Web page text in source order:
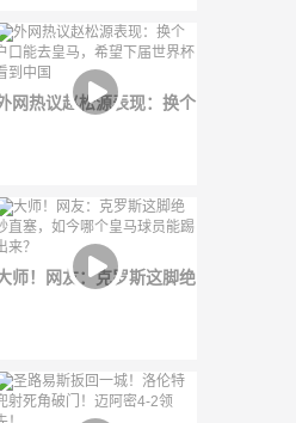
网热议赵松源表现：换个
师！网友：克罗斯这脚绝